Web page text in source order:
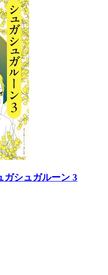
シュガルーン 3